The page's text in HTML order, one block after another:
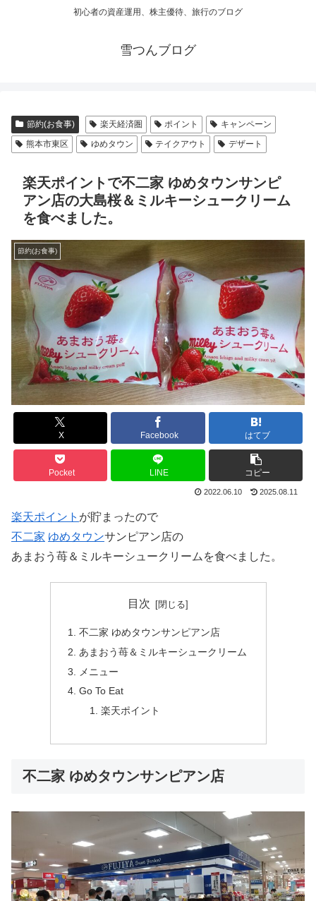
初心者の資産運用、株主優待、旅行のブログ
雪つんブログ
節約(お食事) 楽天経済圏 ポイント
キャンペーン
熊本市東区
ゆめタウン テイクアウト デザート
楽天ポイントで不二家 ゆめタウンサンピ
アン店の大島桜＆ミルキーシュークリーム
を食べました。
節約(お食事)
X Facebook はてブ
Pocket LINE コピー
2022.06.10 2025.08.11
楽天ポイント が貯まったので
不二家 ゆめタウンサンピアン店の
あまおう苺＆ミルキーシュークリームを食べました。
目次
不二家 ゆめタウンサンピアン店
あまおう苺＆ミルキーシュークリーム
メニュー
Go To Eat
楽天ポイント
不二家 ゆめタウンサンピアン店